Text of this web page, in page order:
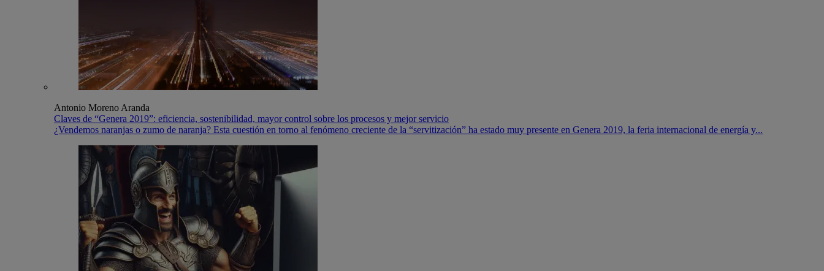
Antonio Moreno Aranda
Claves de “Genera 2019”: eficiencia, sostenibilidad, mayor control sobre los procesos y mejor servicio
¿Vendemos naranjas o zumo de naranja? Esta cuestión en torno al fenómeno creciente de la “servitización” ha estado muy presente en Genera 2019, la feria internacional de energía y...